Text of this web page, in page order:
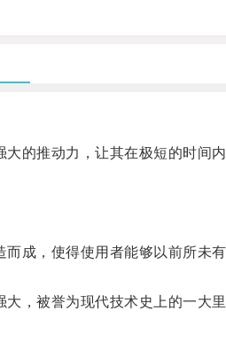
推动力，让其在极短的时间内
，使得使用者能够以前所未有
，被誉为现代技术史上的一大里